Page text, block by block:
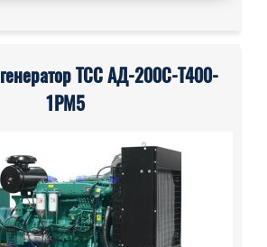
ТСС АД-200С-Т400-
1РМ5